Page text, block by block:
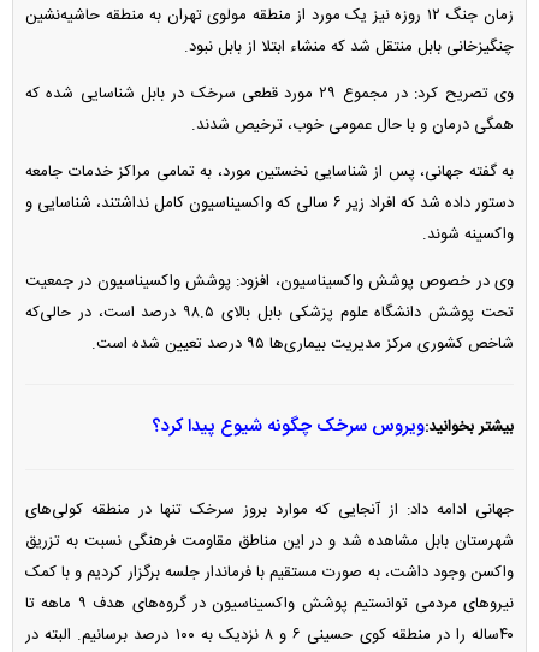
زمان جنگ ۱۲ روزه نیز یک مورد از منطقه مولوی تهران به منطقه حاشیه‌نشین
چنگیزخانی بابل منتقل شد که منشاء ابتلا از بابل نبود.
وی تصریح کرد: در مجموع ۲۹ مورد قطعی سرخک در بابل شناسایی شده که
همگی درمان و با حال عمومی خوب، ترخیص شدند.
به گفته جهانی، پس از شناسایی نخستین مورد، به تمامی مراکز خدمات جامعه
دستور داده شد که افراد زیر ۶ سالی که واکسیناسیون کامل نداشتند، شناسایی و
واکسینه شوند.
وی در خصوص پوشش واکسیناسیون، افزود: پوشش واکسیناسیون در جمعیت
تحت پوشش دانشگاه علوم پزشکی بابل بالای ۹۸.۵ درصد است، در حالی‌که
شاخص کشوری مرکز مدیریت بیماری‌ها ۹۵ درصد تعیین شده است.
بیشتر بخوانید:ویروس سرخک چگونه شیوع پیدا کرد؟
جهانی ادامه داد: از آنجایی که موارد بروز سرخک تنها در منطقه کولی‌های
شهرستان بابل مشاهده شد و در این مناطق مقاومت فرهنگی نسبت به تزریق
واکسن وجود داشت، به صورت مستقیم با فرماندار جلسه برگزار کردیم و با کمک
نیرو‌های مردمی توانستیم پوشش واکسیناسیون در گروه‌های هدف ۹ ماهه تا
۴۰ساله را در منطقه کوی حسینی ۶ و ۸ نزدیک به ۱۰۰ درصد برسانیم. البته در